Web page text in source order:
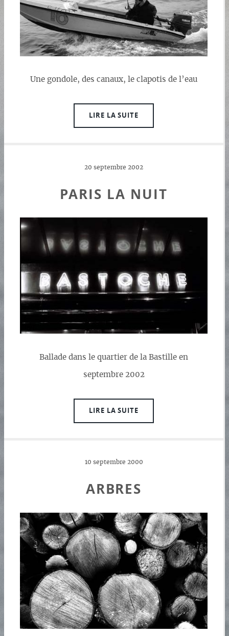
Une gondole, des canaux, le clapotis de l’eau
LIRE LA SUITE
20 septembre 2002
PARIS LA NUIT
Ballade dans le quartier de la Bastille en
septembre 2002
LIRE LA SUITE
10 septembre 2000
ARBRES